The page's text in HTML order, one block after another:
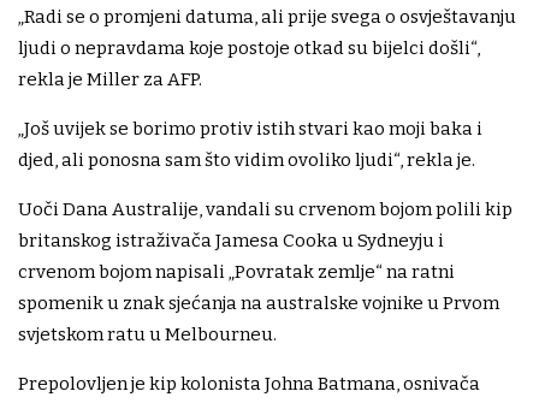
„Radi se o promjeni datuma, ali prije svega o osvještavanju
ljudi o nepravdama koje postoje otkad su bijelci došli“,
rekla je Miller za AFP.
„Još uvijek se borimo protiv istih stvari kao moji baka i
djed, ali ponosna sam što vidim ovoliko ljudi“, rekla je.
Uoči Dana Australije, vandali su crvenom bojom polili kip
britanskog istraživača Jamesa Cooka u Sydneyju i
crvenom bojom napisali „Povratak zemlje“ na ratni
spomenik u znak sjećanja na australske vojnike u Prvom
svjetskom ratu u Melbourneu.
Prepolovljen je kip kolonista Johna Batmana, osnivača